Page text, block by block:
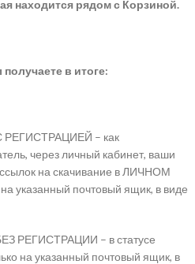
находится рядом с Корзиной.
в итоге:
РЕГИСТРАЦИЕЙ – как
через личный кабинет, ваши
ссылок на скачивание в ЛИЧНОМ
указанный почтовый ящик, в виде
РЕГИСТРАЦИИ – в статусе
на указанный почтовый ящик, в